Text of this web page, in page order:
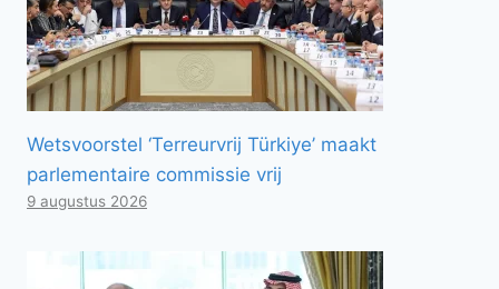
Wetsvoorstel ‘Terreurvrij Türkiye’ maakt
parlementaire commissie vrij
9 augustus 2026